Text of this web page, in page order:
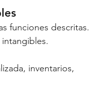
funciones descritas.
inventarios,